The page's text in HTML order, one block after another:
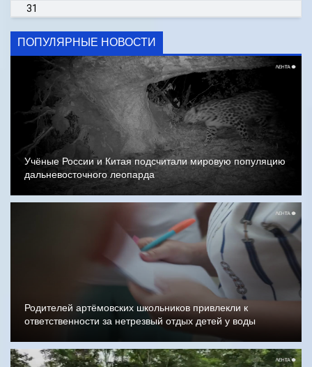
31
ПОПУЛЯРНЫЕ НОВОСТИ
Учёные России и Китая подсчитали мировую популяцию
дальневосточного леопарда
Родителей артёмовских школьников привлекли к
ответственности за нетрезвый отдых детей у воды